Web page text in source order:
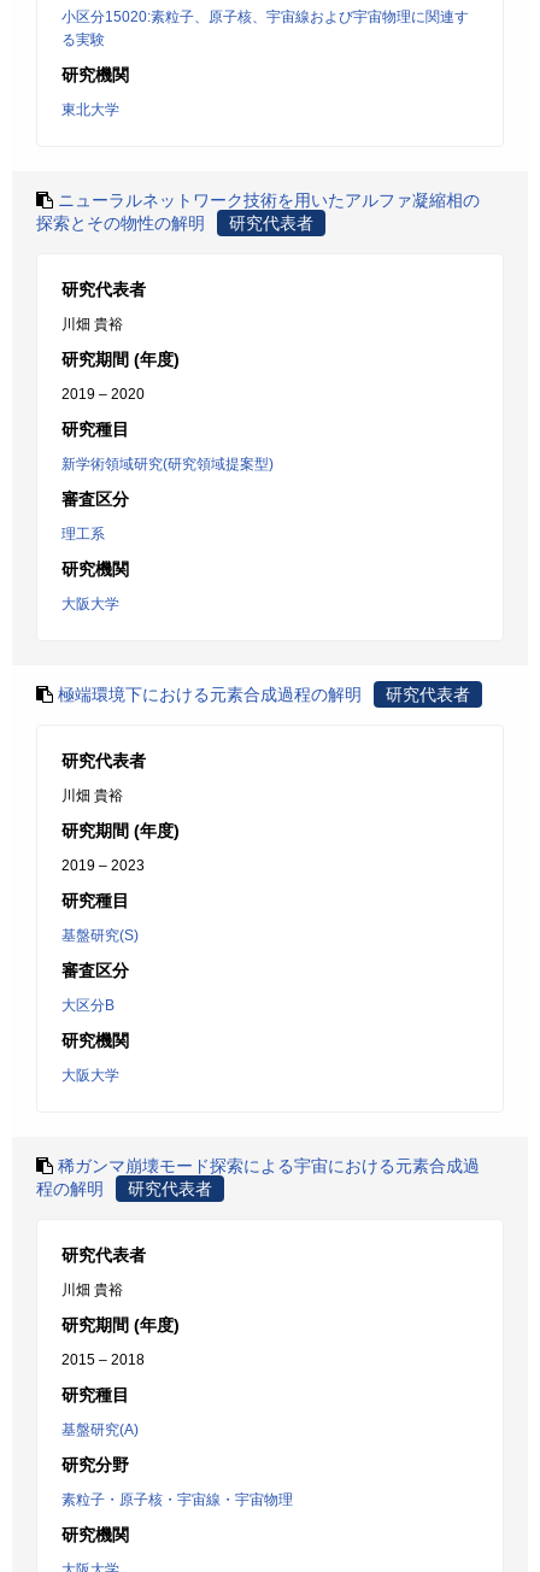
小区分15020:素粒子、原子核、宇宙線および宇宙物理に関連す
る実験
研究機関
東北大学
ニューラルネットワーク技術を用いたアルファ凝縮相の
探索とその物性の解明
研究代表者
研究代表者
川畑 貴裕
研究期間 (年度)
2019 – 2020
研究種目
新学術領域研究(研究領域提案型)
審査区分
理工系
研究機関
大阪大学
極端環境下における元素合成過程の解明 研究代表者
研究代表者
川畑 貴裕
研究期間 (年度)
2019 – 2023
研究種目
基盤研究(S)
審査区分
大区分B
研究機関
大阪大学
稀ガンマ崩壊モード探索による宇宙における元素合成過
程の解明
研究代表者
研究代表者
川畑 貴裕
研究期間 (年度)
2015 – 2018
研究種目
基盤研究(A)
研究分野
素粒子・原子核・宇宙線・宇宙物理
研究機関